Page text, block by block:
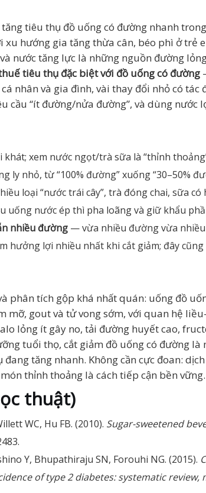
tiêu thụ đồ uống có đường nhanh
xu hướng gia tăng thừa cân, béo phì ở
nước tăng lực là những nguồn đường
tiêu thụ đặc biệt với đồ uống có đường
nhân và gia đình, vài thay đổi nhỏ có
cầu “ít đường/nửa đường”, và dùng nước
xem nước ngọt/trà sữa là “thỉnh
ly nhỏ, từ “100% đường” xuống “30–50%
loại “nước trái cây”, trà đóng chai, sữa
uống nước ép thì pha loãng và giữ khẩu
nhiều đường — vừa nhiều đường vừa nhiều
hưởng lợi nhiều nhất khi cắt giảm; đây
phân tích gộp khá nhất quán: uống đồ
mỡ, gout và tử vong sớm, với quan hệ
lỏng ít gây no, tải đường huyết cao,
tuổi thọ, cắt giảm đồ uống có đường
tăng nhanh. Không cần cực đoan:
thỉnh thoảng là cách tiếp cận bền vững.
thuật)
WC, Hu FB. (2010). Sugar-sweetened
Y, Bhupathiraju SN, Forouhi NG. (2015).
of type 2 diabetes: systematic